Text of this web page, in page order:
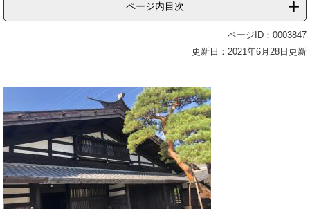
ページ内目次
ページID：0003847
更新日：2021年6月28日更新